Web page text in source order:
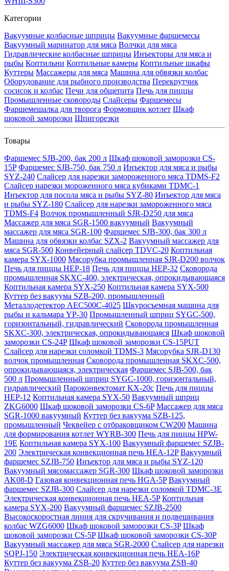
Категории
Вакуумные колбасные шприцы Вакуумные фаршемесы
Вакуумный маринатор для мяса Волчки для мяса
Гидравлические колбасные шприцы Инъекторы для мяса и
рыбы Коптильни Коптильные камеры Коптильные шкафы
Куттеры Массажеры для мяса Машина для обвязки колбас
Оборудование для рыбного производства Перекрутчик
сосисок и колбас Печи для общепита Печь для пиццы
Промышленные сковороды Слайсеры Фаршемесы
Фаршемешалка для творога Формовщик котлет Шкаф
шоковой заморозки Шпигорезки
Товары
Фаршемес SJB-200, бак 200 л Шкаф шоковой заморозки CS-
15P Фаршемес SJB-750, бак 750 л Инъектор для мяса и рыбы
SYZ-240 Слайсер для нарезки замороженного мяса TDMS-F2
Слайсер нарезки мороженного мяса кубиками TDMC-1
Инъектор для посола мяса и рыбы SYZ-80 Инъектор для мяса
и рыбы SYZ-180 Слайсер для нарезки замороженного мяса
TDMS-F4 Волчок промышленный SJR-D250 для мяса
Массажер для мяса SGR-1500 вакуумный Вакуумный
массажер для мяса SGR-100 Фаршемес SJB-300, бак 300 л
Машина для обвязки колбас SZX-2 Вакуумный массажер для
мяса SGR-500 Конвейерный слайсер TDVC-20 Коптильная
камера SYX-1000 Мясорубка промышленная SJR-D200 волчок
Печь для пиццы HEP-18 Печь для пиццы HEP-32 Сковорода
промышленная SKXC-400, электрическая, опрокидывающаяся
Коптильная камера SYX-250 Коптильная камера SYX-500
Куттер без вакуума SZB-200, промышленный
Металлодетектор AEC500C-4025 Шкуросъемная машина для
рыбы и кальмара YP-30 Промышленный шприц SYGC-500,
горизонтальный, гидравлический Сковорода промышленная
SKXC-300, электрическая, опрокидывающаяся Шкаф шоковой
заморозки CS-24P Шкаф шоковой заморозки CS-15PUT
Слайсер для нарезки соломкой TDMS-3 Мясорубка SJR-D130
волчок промышленная Сковорода промышленная SKXC-500,
опрокидывающаяся, электрическая Фаршемес SJB-500, бак
500 л Промышленный шприц SYGC-1000, горизонтальный,
гидравлический Пароконвектомат KX-20c Печь для пиццы
HEP-12 Коптильная камера SYX-50 Вакуумный шприц
ZKG6000 Шкаф шоковой заморозки CS-6P Массажер для мяса
SGR-1000 вакуумный Куттер без вакуума SZB-125,
промышленный Чеквейер с отбраковщиком CW200 Машина
для формирования котлет WYRB-300 Печь для пиццы HPW-
19E Коптильная камера SYX-100 Вакуумный фаршемес SZJB-
200 Электрическая конвекционная печь HEA-12P Вакуумный
фаршемес SZJB-750 Инъектор для мяса и рыбы SYZ-120
Вакуумный мясомассажер SGR-300 Шкаф шоковой заморозки
AK08-D Газовая конвекционная печь HGA-5P Вакуумный
фаршемес SZJB-300 Слайсер для нарезки соломкой TDMC-3E
Электрическая конвекционная печь HEA-5P Коптильная
камера SYX-200 Вакуумный фаршемес SZJB-2500
Высокоскоростная линия для скручивания и подвешивания
колбас WZG6000 Шкаф шоковой заморозки CS-3P Шкаф
шоковой заморозки CS-5P Шкаф шоковой заморозки CS-30P
Вакуумный массажер для мяса SGR-2000 Слайсер для нарезки
SQPJ-150 Электрическая конвекционная печь HEA-16P
Куттер без вакуума ZSB-20 Куттер без вакуума ZSB-40